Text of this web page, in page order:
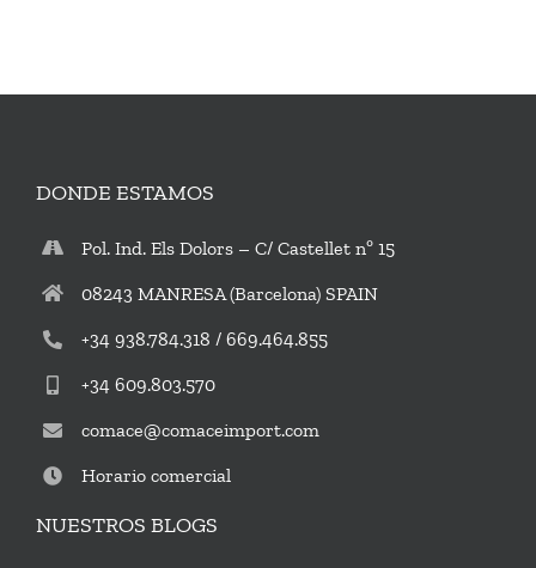
DONDE ESTAMOS
Pol. Ind. Els Dolors – C/ Castellet nº 15
08243 MANRESA (Barcelona) SPAIN
+34 938.784.318 / 669.464.855
+34 609.803.570
comace@comaceimport.com
Horario comercial
NUESTROS BLOGS